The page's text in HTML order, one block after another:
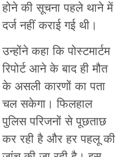
होने की सूचना पहले थाने में
दर्ज नहीं कराई गई थी।
उन्होंने कहा कि पोस्टमार्टम
रिपोर्ट आने के बाद ही मौत
के असली कारणों का पता
चल सकेगा। फिलहाल
पुलिस परिजनों से पूछताछ
कर रही है और हर पहलू की